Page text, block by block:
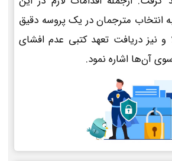
مترجمان در یک پروسه دقیق
نیز دریافت تعهد کتبی عدم افشای
سوی آن‌ها اشاره نمود.